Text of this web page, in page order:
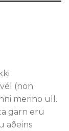
(non
merino ull.
garn eru
aðeins